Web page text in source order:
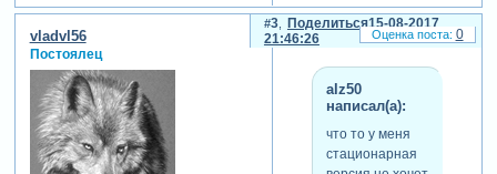
Зарегистрируйтесь, чтобы
увидеть ссылки
делаем рисованный
мультфильм
Зарегистрируйтесь,
чтобы увидеть ссылки
pdf-документ с
пояснениями:
Зарегистрируйтесь, чтобы
Поделиться
3
15-08-2017
21:46:26
vladvl56
Постоялец
alz50
написал(а):
что то у меня
стационарная
0